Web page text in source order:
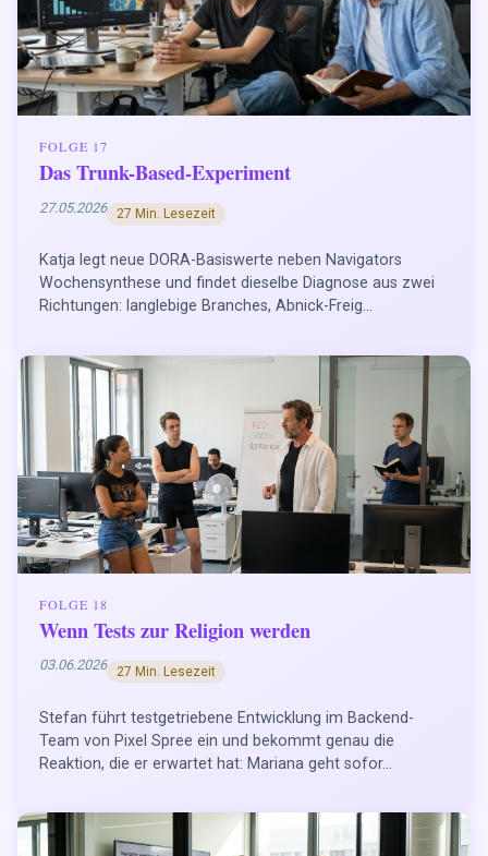
FOLGE 17
Das Trunk-Based-Experiment
27.05.2026 27 Min. Lesezeit
Katja legt neue DORA-Basiswerte neben Navigators
Wochensynthese und findet dieselbe Diagnose aus zwei
Richtungen: langlebige Branches, Abnick-Freig...
FOLGE 18
Wenn Tests zur Religion werden
03.06.2026 27 Min. Lesezeit
Stefan führt testgetriebene Entwicklung im Backend-
Team von Pixel Spree ein und bekommt genau die
Reaktion, die er erwartet hat: Mariana geht sofor...